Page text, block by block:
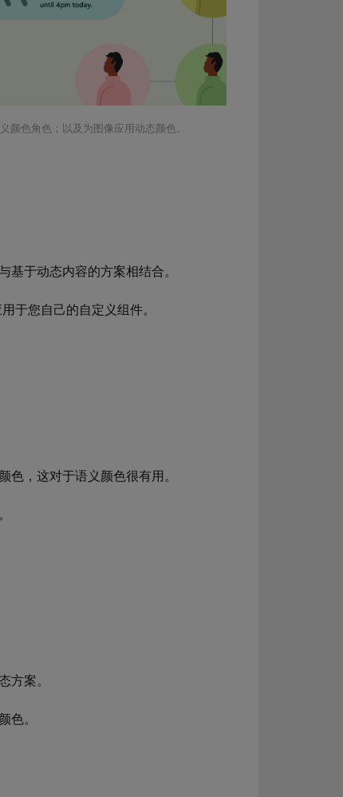
颜色角色；以及为图像应用动态颜色。
于动态内容的方案相结合。
于您自己的自定义组件。
，这对于语义颜色很有用。
方案。
色。